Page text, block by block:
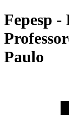
Fepesp -
Paulo